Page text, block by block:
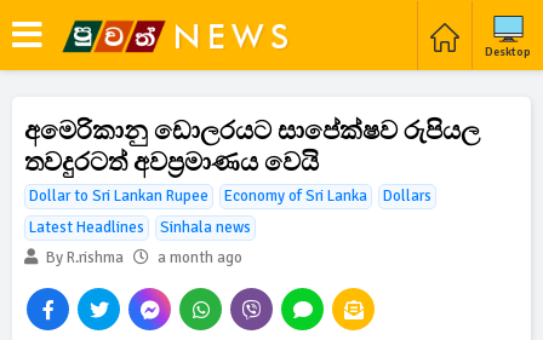
Desktop
අමෙරිකානු ඩොලරයට සාපේක්ෂව රුපියල
තවදුරටත් අවප්‍රමාණය වෙයි
Dollar to Sri Lankan Rupee Economy of Sri Lanka
Dollars
Latest Headlines
Sinhala news
By R.rishma
a month ago